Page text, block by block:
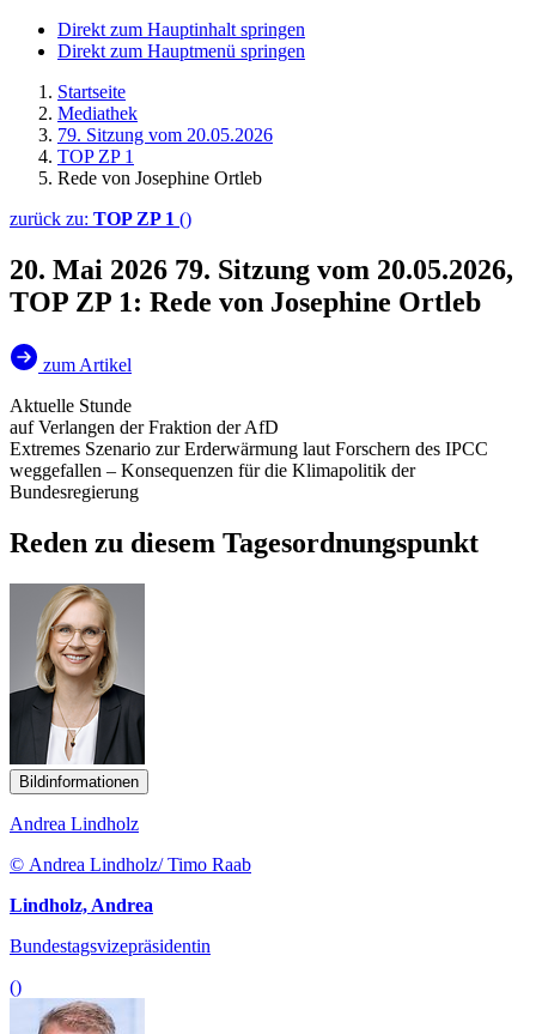
Direkt zum Hauptinhalt springen
Direkt zum Hauptmenü springen
Startseite
Mediathek
79. Sitzung vom 20.05.2026
TOP ZP 1
Rede von Josephine Ortleb
zurück zu: TOP ZP 1 ()
20. Mai 2026 79. Sitzung vom 20.05.2026,
TOP ZP 1: Rede von Josephine Ortleb
zum Artikel
Aktuelle Stunde
auf Verlangen der Fraktion der AfD
Extremes Szenario zur Erderwärmung laut Forschern des IPCC
weggefallen – Konsequenzen für die Klimapolitik der
Bundesregierung
Reden zu diesem Tagesordnungspunkt
Bildinformationen
Andrea Lindholz
© Andrea Lindholz/ Timo Raab
Lindholz, Andrea
Bundestagsvizepräsidentin
()